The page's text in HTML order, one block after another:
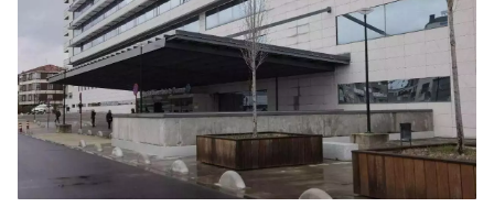
ACCIDENTE DE TRÁFICO
Una mujer resulta herida tras colisionar un
autobús urbano y un coche en Ourense